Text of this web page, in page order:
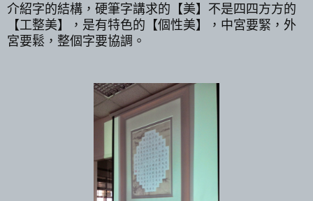
介紹字的結構，硬筆字講求的【美】不是四四方方的
【工整美】，是有特色的【個性美】，中宮要緊，外
宮要鬆，整個字要協調。